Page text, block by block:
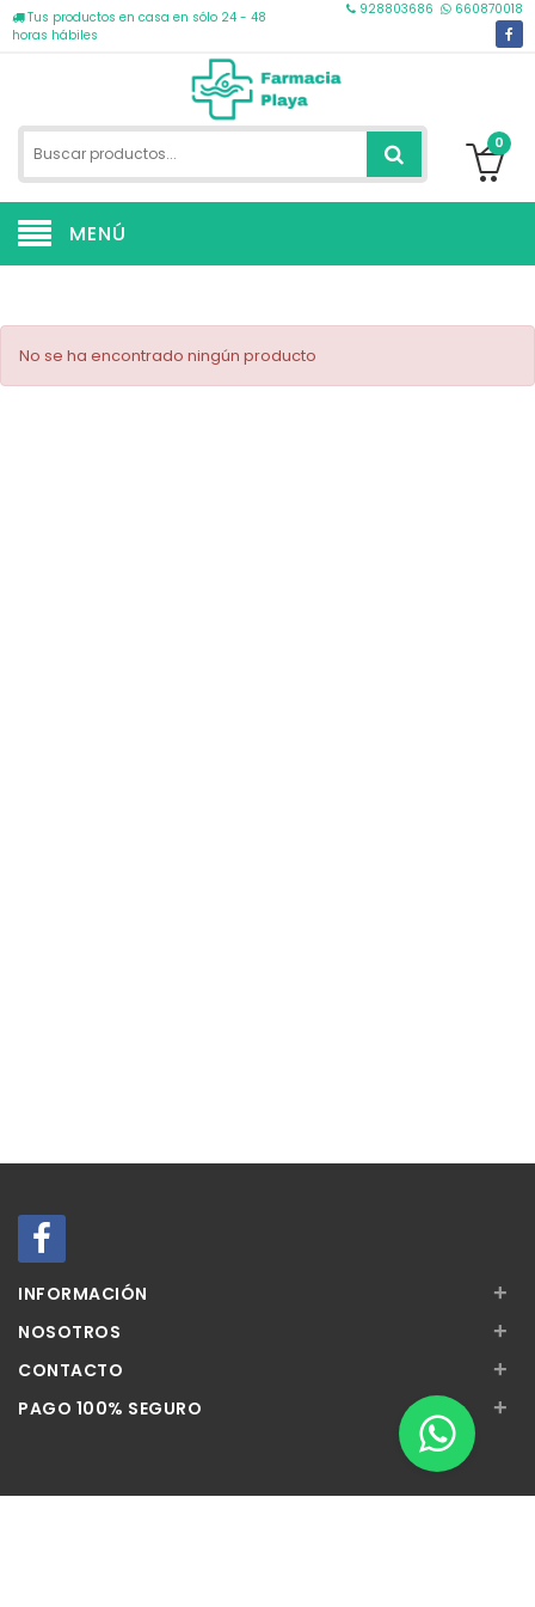
Tus productos en casa en sólo 24 - 48
horas hábiles
928803686 660870018
0
MENÚ
No se ha encontrado ningún producto
INFORMACIÓN +
NOSOTROS +
CONTACTO +
PAGO 100% SEGURO +